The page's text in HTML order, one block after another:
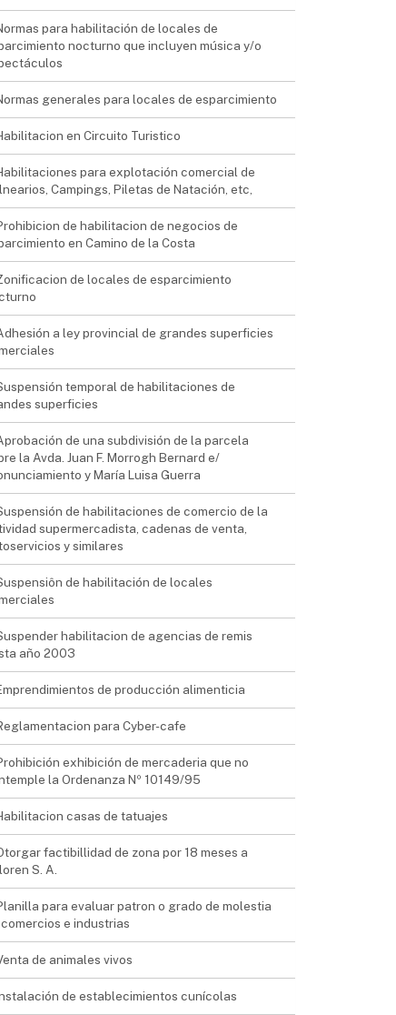
para habilitación de locales de
nocturno que incluyen música y/o
generales para locales de esparcimiento
en Circuito Turistico
para explotación comercial de
Campings, Piletas de Natación, etc,
de habilitacion de negocios de
en Camino de la Costa
de locales de esparcimiento
a ley provincial de grandes superficies
temporal de habilitaciones de
superficies
de una subdivisión de la parcela
la Avda. Juan F. Morrogh Bernard e/
y María Luisa Guerra
de habilitaciones de comercio de la
supermercadista, cadenas de venta,
y similares
de habilitación de locales
habilitacion de agencias de remis
año 2003
de producción alimenticia
para Cyber-cafe
exhibición de mercaderia que no
la Ordenanza Nº 10149/95
casas de tatuajes
factibillidad de zona por 18 meses a
S. A.
para evaluar patron o grado de molestia
e industrias
de animales vivos
de establecimientos cunícolas